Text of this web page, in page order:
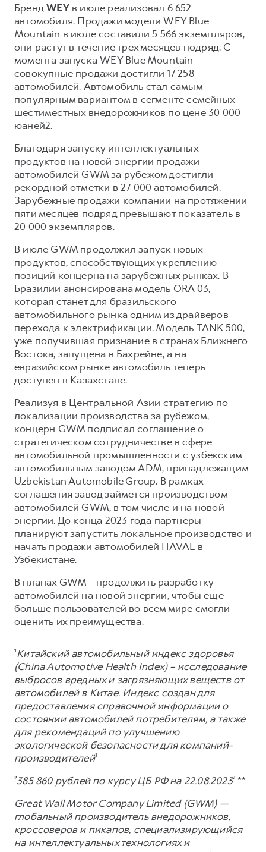
БрендWEYв июле реализовал 6 652
автомобиля. Продажи модели WEY Blue
Mountain в июле составили 5 566 экземпляров,
они растут в течение трех месяцев подряд. С
момента запуска WEY Blue Mountain
совокупные продажи достигли 17 258
автомобилей. Автомобиль стал самым
популярным вариантом в сегменте семейных
шестиместных внедорожников по цене 30 000
юаней2.
Благодаря запуску интеллектуальных
продуктов на новой энергии продажи
автомобилей GWM за рубежом достигли
рекордной отметки в 27 000 автомобилей.
Зарубежные продажи компании на протяжении
пяти месяцев подряд превышают показатель в
20 000 экземпляров.
В июле GWM продолжил запуск новых
продуктов, способствующих укреплению
позиций концерна на зарубежных рынках. В
Бразилии анонсирована модель ORA 03,
которая станет для бразильского
автомобильного рынка одним из драйверов
перехода к электрификации. Модель TANK 500,
уже получившая признание в странах Ближнего
Востока, запущена в Бахрейне, а на
евразийском рынке автомобиль теперь
доступен в Казахстане.
Реализуя в Центральной Азии стратегию по
локализации производства за рубежом,
концерн GWM подписал соглашение о
стратегическом сотрудничестве в сфере
автомобильной промышленности с узбекским
автомобильным заводом ADM, принадлежащим
Uzbekistan Automobile Group. В рамках
соглашения завод займется производством
автомобилей GWM, в том числе и на новой
энергии. До конца 2023 года партнеры
планируют запустить локальное производство и
начать продажи автомобилей HAVAL в
Узбекистане.
В планах GWM – продолжить разработку
автомобилей на новой энергии, чтобы еще
больше пользователей во всем мире смогли
оценить их преимущества.
¹Китайский автомобильный индекс здоровья
(China Automotive Health Index) – исследование
выбросов вредных и загрязняющих веществ от
автомобилей в Китае. Индекс создан для
предоставления справочной информации о
состоянии автомобилей потребителям, а также
для рекомендаций по улучшению
экологической безопасности для компаний-
производителей¹
²385 860 рублей по курсу ЦБ РФ на 22.08.2023² **
Great Wall Motor Company Limited (GWM) —
глобальный производитель внедорожников,
кроссоверов и пикапов, специализирующийся
на интеллектуальных технологиях и